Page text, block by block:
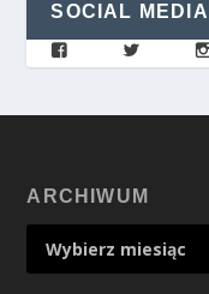
SOCIAL MEDIA
ARCHIWUM